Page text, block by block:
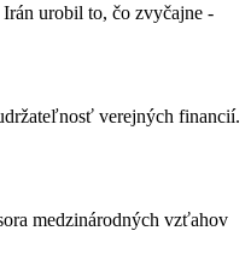
urobil to, čo zvyčajne -
verejných financií.
medzinárodných vzťahov